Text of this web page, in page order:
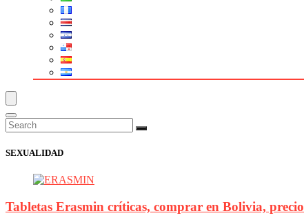
SEXUALIDAD
Tabletas Erasmin críticas, comprar en Bolivia,